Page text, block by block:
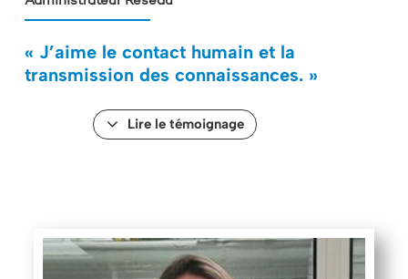
« J’aime le contact humain et la
transmission des connaissances. »
Lire le témoignage